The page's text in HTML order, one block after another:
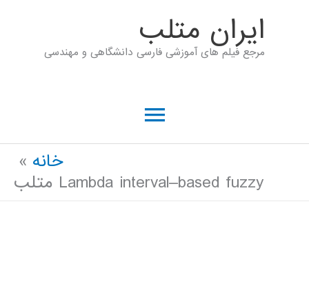
ايران متلب
مرجع فیلم های آموزشی فارسی دانشگاهی و مهندسی
فهرست
خانه
Lambda interval–based fuzzy متلب